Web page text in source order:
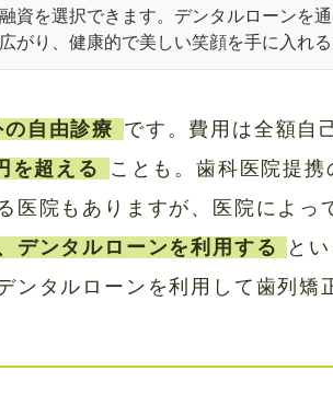
資を選択できます。デンタルローンを
がり、健康的で美しい笑顔を手に入れる
自由診療 です。費用は全額自
を超える
ことも。歯科医院提
医院もありますが、医院によっ
デンタルローンを利用する
と
ンタルローンを利用して歯列矯